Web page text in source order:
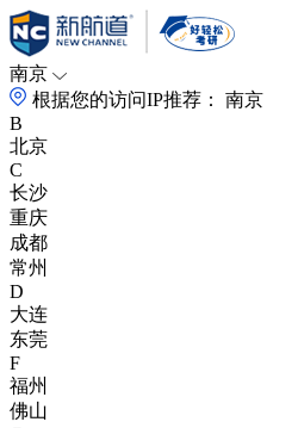
南京
根据您的访问IP推荐： 南京
B
北京
C
长沙
重庆
成都
常州
D
大连
东莞
F
福州
佛山